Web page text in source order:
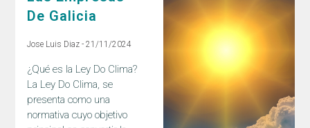
De Galicia
Jose Luis Diaz 21/11/2024
¿Qué es la Ley Do Clima?
La Ley Do Clima, se
presenta como una
normativa cuyo objetivo